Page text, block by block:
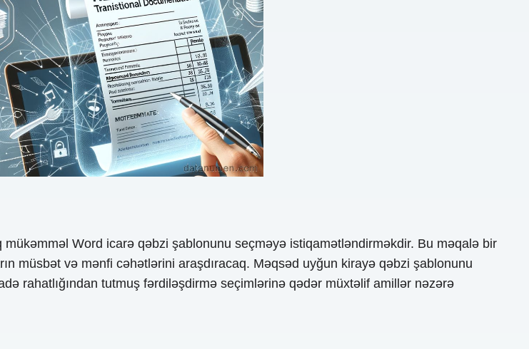
Word icarə qəbzi şablonunu seçməyə istiqamətləndirməkdir. Bu məqalə bir
müsbət və mənfi cəhətlərini araşdıracaq. Məqsəd uyğun kirayə qəbzi şablonunu
rahatlığından tutmuş fərdiləşdirmə seçimlərinə qədər müxtəlif amillər nəzərə